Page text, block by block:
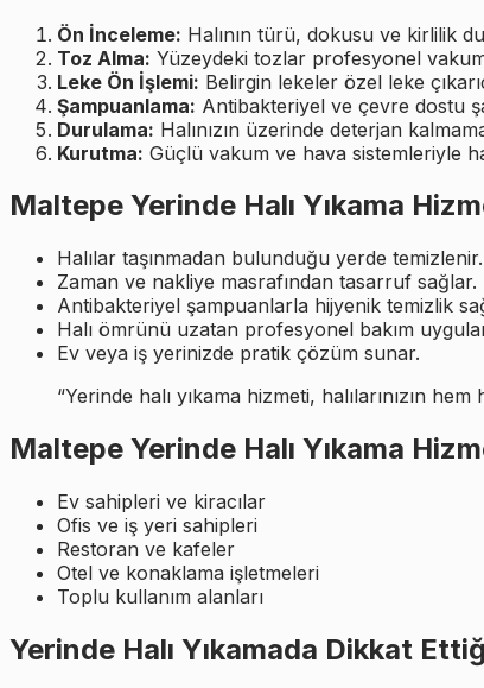
Ön İnceleme: Halının türü, dokusu ve kirlilik
Toz Alma: Yüzeydeki tozlar profesyonel
Leke Ön İşlemi: Belirgin lekeler özel leke
Şampuanlama: Antibakteriyel ve çevre dostu
Durulama: Halınızın üzerinde deterjan
Kurutma: Güçlü vakum ve hava sistemleriyle
Maltepe Yerinde Halı Yıkama
Halılar taşınmadan bulunduğu yerde temizlenir.
Zaman ve nakliye masrafından tasarruf sağlar.
Antibakteriyel şampuanlarla hijyenik temizlik
Halı ömrünü uzatan profesyonel bakım
Ev veya iş yerinizde pratik çözüm sunar.
“Yerinde halı yıkama hizmeti, halılarınızın
Maltepe Yerinde Halı Yıkama
Ev sahipleri ve kiracılar
Ofis ve iş yeri sahipleri
Restoran ve kafeler
Otel ve konaklama işletmeleri
Toplu kullanım alanları
Yerinde Halı Yıkamada Dikkat